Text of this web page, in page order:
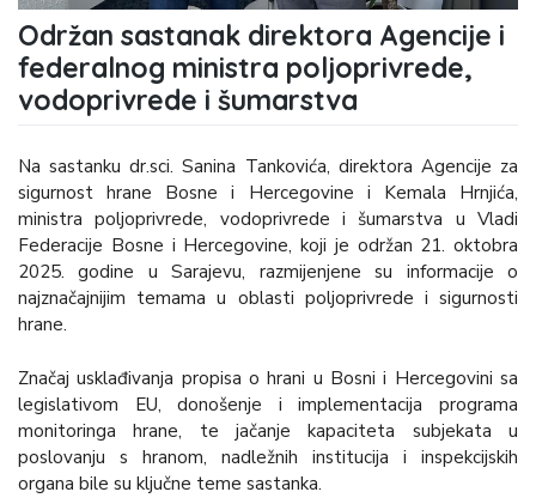
Održan sastanak direktora Agencije i
federalnog ministra poljoprivrede,
vodoprivrede i šumarstva
Na sastanku dr.sci. Sanina Tankovića, direktora Agencije za
sigurnost hrane Bosne i Hercegovine i Kemala Hrnjića,
ministra poljoprivrede, vodoprivrede i šumarstva u Vladi
Federacije Bosne i Hercegovine, koji je održan 21. oktobra
2025. godine u Sarajevu, razmijenjene su informacije o
najznačajnijim temama u oblasti poljoprivrede i sigurnosti
hrane.
Značaj usklađivanja propisa o hrani u Bosni i Hercegovini sa
legislativom EU, donošenje i implementacija programa
monitoringa hrane, te jačanje kapaciteta subjekata u
poslovanju s hranom, nadležnih institucija i inspekcijskih
organa bile su ključne teme sastanka.